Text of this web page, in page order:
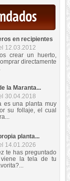
en recipientes
12.03.2012
crear un huerto,
directamente
la Maranta...
30.04.2018
es una planta muy
su follaje, el cual
planta...
14.01.2026
te has preguntado
la tela de tu